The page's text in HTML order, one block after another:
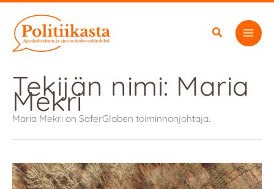
sisältöön
Tekijän nimi: Maria
Mekri
Maria Mekri on SaferGloben toiminnanjohtaja.